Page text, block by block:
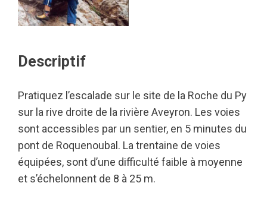
Descriptif
Pratiquez l’escalade sur le site de la Roche du Py
sur la rive droite de la rivière Aveyron. Les voies
sont accessibles par un sentier, en 5 minutes du
pont de Roquenoubal. La trentaine de voies
équipées, sont d’une difficulté faible à moyenne
et s’échelonnent de 8 à 25 m.